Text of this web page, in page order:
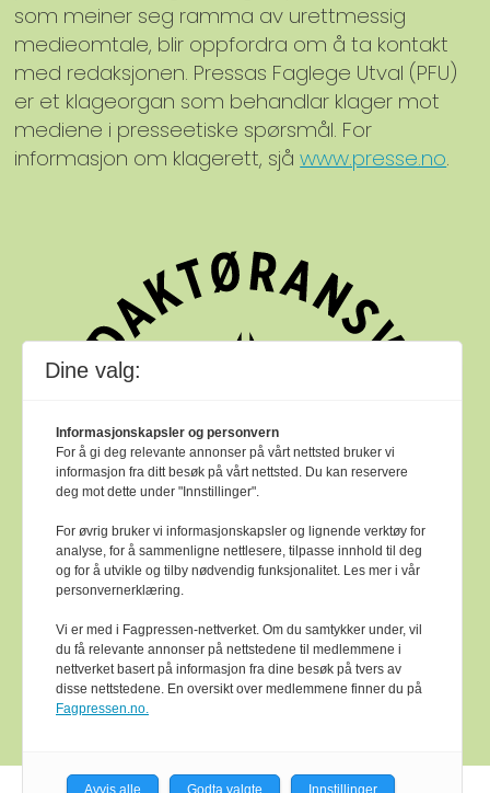
som meiner seg ramma av urettmessig
medieomtale, blir oppfordra om å ta kontakt
med redaksjonen. Pressas Faglege Utval (PFU)
er et klageorgan som behandlar klager mot
mediene i presseetiske spørsmål. For
informasjon om klagerett, sjåwww.presse.no.
Bok & bibliotek arbeider etterVer Varsam -
plakatensine reglar for god presseskikk.
Dine valg:
Informasjonskapsler og personvern
For å gi deg relevante annonser på vårt nettsted bruker vi
informasjon fra ditt besøk på vårt nettsted. Du kan reservere
deg mot dette under "Innstillinger".
For øvrig bruker vi informasjonskapsler og lignende verktøy for
analyse, for å sammenligne nettlesere, tilpasse innhold til deg
og for å utvikle og tilby nødvendig funksjonalitet. Les mer i vår
personvernerklæring.
Vi er med i Fagpressen-nettverket. Om du samtykker under, vil
du få relevante annonser på nettstedene til medlemmene i
nettverket basert på informasjon fra dine besøk på tvers av
disse nettstedene. En oversikt over medlemmene finner du på
Fagpressen.no.
Avvis alle Godta valgte Innstillinger